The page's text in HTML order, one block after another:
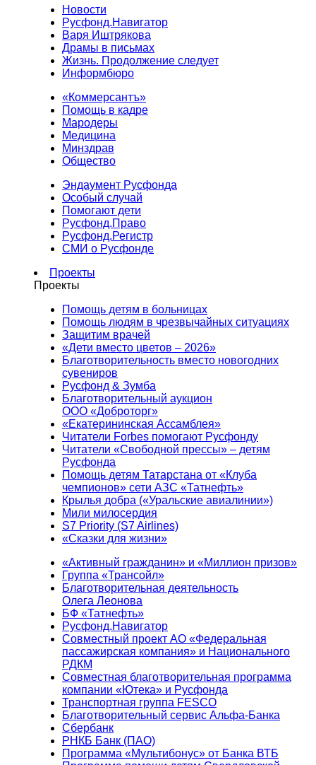
Новости
Русфонд.Навигатор
Варя Иштрякова
Драмы в письмах
Жизнь. Продолжение следует
Информбюро
«Коммерсантъ»
Помощь в кадре
Мародеры
Медицина
Минздрав
Общество
Эндаумент Русфонда
Особый случай
Помогают дети
Русфонд.Право
Русфонд.Регистр
СМИ о Русфонде
Проекты
Проекты
Помощь детям в больницах
Помощь людям в чрезвычайных ситуациях
Защитим врачей
«Дети вместо цветов – 2026»
Благотворительность вместо новогодних
сувениров
Русфонд & Зумба
Благотворительный аукцион
ООО «Доброторг»
«Екатерининская Ассамблея»
Читатели Forbes помогают Русфонду
Читатели «Свободной прессы» – детям
Русфонда
Помощь детям Татарстана от «Клуба
чемпионов» сети АЗС «Татнефть»
Крылья добра («Уральские авиалинии»)
Мили милосердия
S7 Priority (S7 Airlines)
«Сказки для жизни»
«Активный гражданин» и «Миллион призов»
Группа «Трансойл»
Благотворительная деятельность
Олега Леонова
БФ «Татнефть»
Русфонд.Навигатор
Совместный проект АО «Федеральная
пассажирская компания» и Национального
РДКМ
Совместная благотворительная программа
компании «Ютека» и Русфонда
Транспортная группа FESCO
Благотворительный сервис Альфа-Банка
Сбербанк
РНКБ Банк (ПАО)
Программа «Мультибонус» от Банка ВТБ